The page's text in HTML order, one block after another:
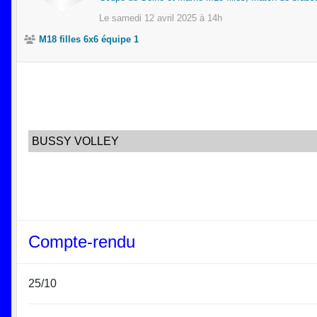
Le samedi 12 avril 2025 à 14h
M18 filles 6x6 équipe 1
BUSSY VOLLEY
Compte-rendu
25/10